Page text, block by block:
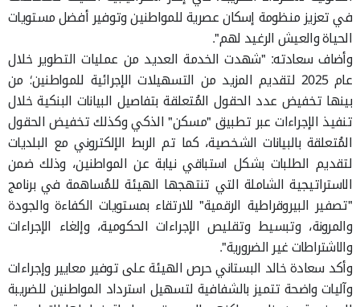
في تعزيز منظومة إسكان عصرية للمواطنين وتوفير أفضل مستويات
الحياة والعيش الرغيد لهم".
وأضاف سعادته: "شهدت الخدمة العديد من عمليات التطوير خلال
عام 2025 لتقديم المزيد من التسهيلات الإجرائية للمواطنين؛ من
بينها تخفيض عدد الحقول المُتعلقة بتفاصيل البيانات البنكية خلال
تنفيذ الإجراءات عبر تطبيق "مسكن" الذكي وكذلك تخفيض الحقول
المُتعلقة بالبيانات الشخصية، كما تم الربط الإلكتروني مع البلديات
لتقديم الطلبات بشكل استباقي نيابة عن المواطنين، وذلك ضمن
الاستراتيجية الشاملة التي تنتهجها الهيئة للمُساهمة في برنامج
"تصفير البيروقراطية الرقمية" للارتقاء بمستويات الكفاءة والجودة
والمرونة، وتبسيط وتقليص الإجراءات الحكومية، وإلغاء الإجراءات
والاشتراطات غير الضرورية".
وأكد سعادة خالد البستاني حرص الهيئة على توفير معايير وإجراءات
وآليات واضحة تتميز بالشفافية لتسهيل استرداد المواطنين للضريبة